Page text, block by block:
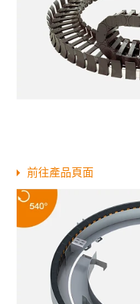
前往產品頁面